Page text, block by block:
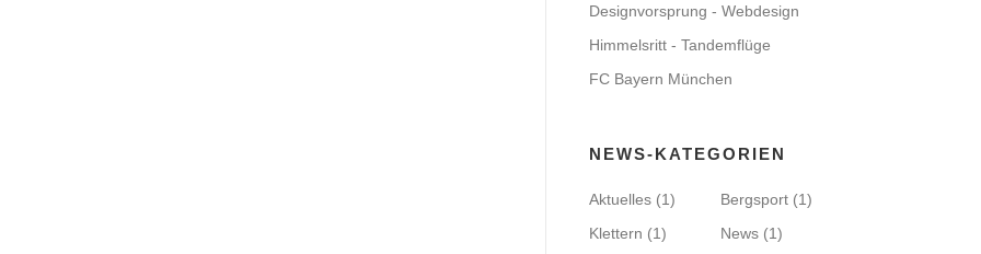
Designvorsprung - Webdesign
Himmelsritt - Tandemflüge
FC Bayern München
NEWS-KATEGORIEN
Aktuelles (1) Bergsport (1)
Klettern (1) News (1)